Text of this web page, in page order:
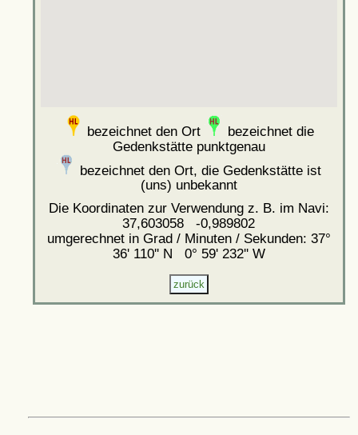
bezeichnet den Ort
bezeichnet die
Gedenkstätte punktgenau
bezeichnet den Ort, die Gedenkstätte ist
(uns) unbekannt
Die Koordinaten zur Verwendung z. B. im Navi:
37,603058 -0,989802
umgerechnet in Grad / Minuten / Sekunden: 37°
36' 110'' N 0° 59' 232'' W